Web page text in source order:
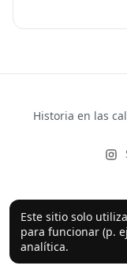
Este sitio solo
para funcionar (p.
analítica.
Historia en las